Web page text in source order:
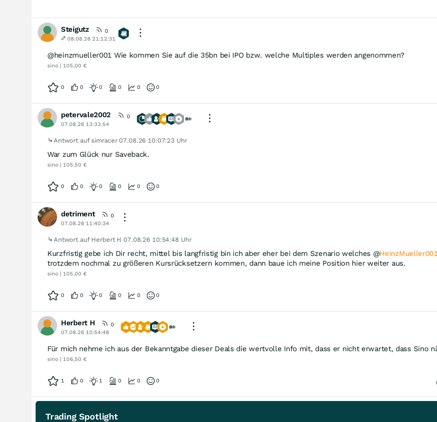
Steigutz
0
08.08.26 21:12:31
@heinzmueller001 Wie kommen Sie auf die 35bn bei IPO bzw. welche Multiples werden angenommen?
sino | 105,00 €
0 0 0 0 0 0
petervale2002
0
07.08.26 13:33:54
Antwort auf simracer07.08.26 10:07:23 Uhr
War zum Glück nur Saveback.
sino | 105,50 €
0 0 0 0 0 0
detriment
0
07.08.26 11:40:34
Antwort auf Herbert H07.08.26 10:54:48 Uhr
Kurzfristig gebe ich Dir recht, mittel bis langfristig bin ich aber eher bei dem Szenario welches @
trotzdem nochmal zu größeren Kursrücksetzern kommen, dann baue ich meine Position hier weiter aus.
sino | 105,00 €
0 0 0 0 0 0
Herbert H
0
07.08.26 10:54:48
Für mich nehme ich aus der Bekanntgabe dieser Deals die wertvolle Info mit, dass er nicht erwartet, dass Sino
sino | 106,50 €
1 0 1 0 0 0
Trading Spotlight